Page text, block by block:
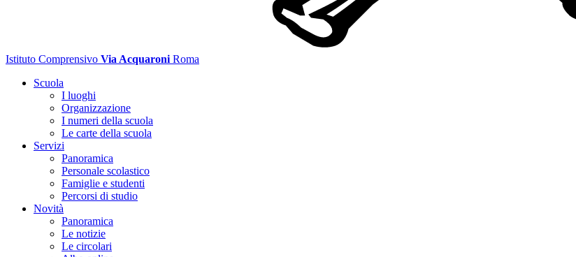
Istituto Comprensivo Via Acquaroni Roma
Scuola
I luoghi
Organizzazione
I numeri della scuola
Le carte della scuola
Servizi
Panoramica
Personale scolastico
Famiglie e studenti
Percorsi di studio
Novità
Panoramica
Le notizie
Le circolari